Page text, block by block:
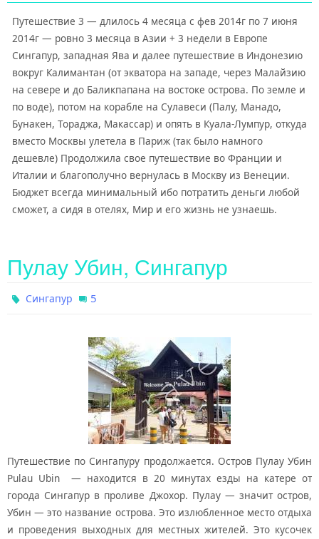
Путешествие 3 — длилось 4 месяца с фев 2014г по 7 июня
2014г — ровно 3 месяца в Азии + 3 недели в Европе
Сингапур, западная Ява и далее путешествие в Индонезию
вокруг Калимантан (от экватора на западе, через Малайзию
на севере и до Баликпапана на востоке острова. По земле и
по воде), потом на корабле на Сулавеси (Палу, Манадо,
Бунакен, Тораджа, Макассар) и опять в Куала-Лумпур, откуда
вместо Москвы улетела в Париж (так было намного
дешевле) Продолжила свое путешествие во Франции и
Италии и благополучно вернулась в Москву из Венеции.
Бюджет всегда минимальный ибо потратить деньги любой
сможет, а сидя в отелях, Мир и его жизнь не узнаешь.
Пулау Убин, Сингапур
Сингапур 5
Путешествие по Сингапуру продолжается. Остров Пулау Убин
Pulau Ubin — находится в 20 минутах езды на катере от
города Сингапур в проливе Джохор. Пулау — значит остров,
Убин — это название острова. Это излюбленное место отдыха
и проведения выходных для местных жителей. Это кусочек